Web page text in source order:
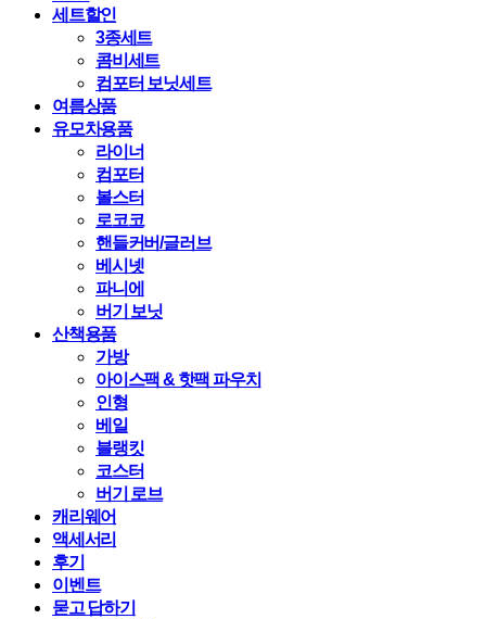
세트할인
3종세트
콤비세트
컴포터 보닛세트
여름상품
유모차용품
라이너
컴포터
볼스터
로코코
핸들커버/글러브
베시넷
파니에
버기 보닛
산책용품
가방
아이스팩 & 핫팩 파우치
인형
베일
블랭킷
코스터
버기 로브
캐리웨어
액세서리
후기
이벤트
묻고 답하기